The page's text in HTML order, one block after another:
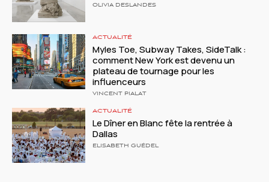
OLIVIA DESLANDES
ACTUALITÉ
Myles Toe, Subway Takes, SideTalk :
comment New York est devenu un
plateau de tournage pour les
influenceurs
VINCENT PIALAT
ACTUALITÉ
Le Dîner en Blanc fête la rentrée à
Dallas
ELISABETH GUÉDEL